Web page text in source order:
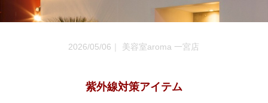
2026/05/06｜ 美容室aroma 一宮店
紫外線対策アイテム